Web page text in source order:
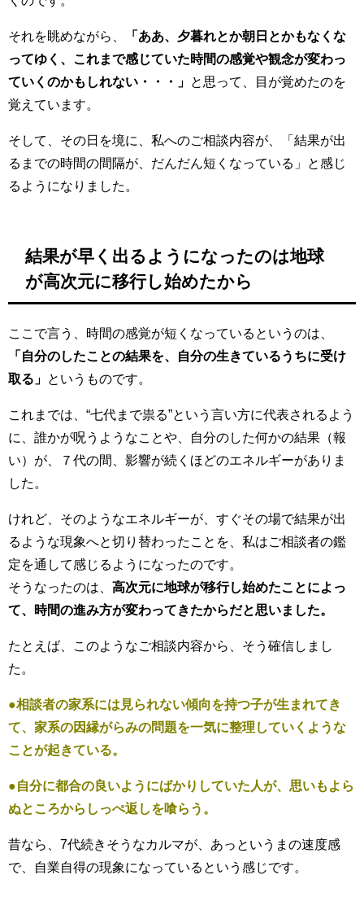
それを眺めながら、
「ああ、夕暮れとか朝日とかもなくな
ってゆく、これまで感じていた時間の感覚や観念が変わっ
ていくのかもしれない・・・」
と思って、目が覚めたのを
覚えています。
そして、その日を境に、私へのご相談内容が、「結果が出
るまでの時間の間隔が、だんだん短くなっている」と感じ
るようになりました。
結果が早く出るようになったのは地球
が高次元に移行し始めたから
ここで言う、時間の感覚が短くなっているというのは、
「自分のしたことの結果を、自分の生きているうちに受け
取る」
というものです。
これまでは、“七代まで祟る”という言い方に代表されるよう
に、誰かが呪うようなことや、自分のした何かの結果（報
い）が、７代の間、影響が続くほどのエネルギーがありま
した。
けれど、そのようなエネルギーが、すぐその場で結果が出
るような現象へと切り替わったことを、私はご相談者の鑑
定を通して感じるようになったのです。
そうなったのは、 高次元に地球が移行し始めたことによっ
て、時間の進み方が変わってきたからだと思いました。
たとえば、このようなご相談内容から、そう確信しまし
た。
●相談者の家系には見られない傾向を持つ子が生まれてき
て、家系の因縁がらみの問題を一気に整理していくような
ことが起きている。
●自分に都合の良いようにばかりしていた人が、思いもよら
ぬところからしっぺ返しを喰らう。
昔なら、7代続きそうなカルマが、あっというまの速度感
で、自業自得の現象になっているという感じです。